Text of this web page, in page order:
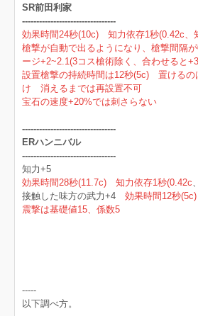
SR前田利家
---------------------------------
効果時間24秒(10c) 知力依存1秒(0.42c、
槍撃が自動で出るようになり、槍撃間隔
ージ+2~2.1(3コス槍術除く、合わせると
設置槍撃の持続時間は12秒(5c) 置けるの
け 消えるまでは再設置不可
宝石の速度+20%では刺さらない
---------------------------------
ERハンニバル
---------------------------------
知力+5
効果時間28秒(11.7c) 知力依存1秒(0.42c
接触した味方の武力+4 効果時間12秒(5c)
震撃は基礎値15、係数5
-----
以下調べ方。